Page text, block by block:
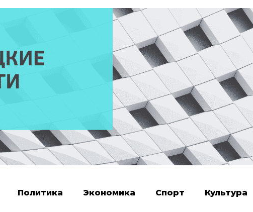
Политика Экономика Спорт Культура